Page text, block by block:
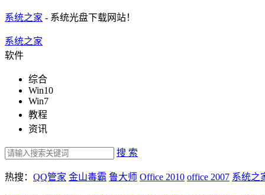
系统之家 - 系统光盘下载网站！
系统之家
软件
综合
Win10
Win7
教程
资讯
搜 索
热搜： QQ管家 金山毒霸 鲁大师 Office 2010 office 2007 系统之